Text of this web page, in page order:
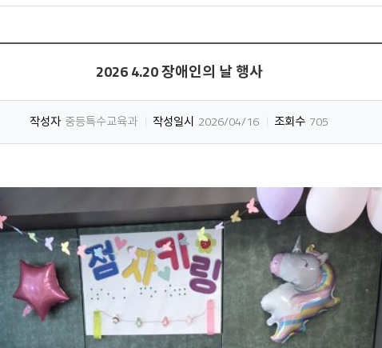
2026 4.20 장애인의 날 행사
작성자 중등특수교육과 작성일시 2026/04/16 조회수 705